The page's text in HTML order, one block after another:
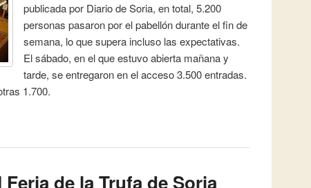
publicada por Diario de Soria, en total, 5.200
personas pasaron por el pabellón durante el fin de
semana, lo que supera incluso las expectativas.
El sábado, en el que estuvo abierta mañana y
tarde, se entregaron en el acceso 3.500 entradas.
1.700.
de la Trufa de Soria